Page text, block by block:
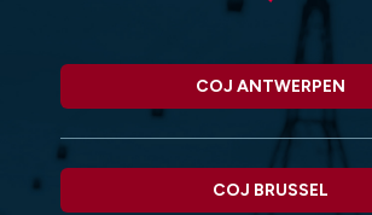
COJ ANTWERPEN
COJ BRUSSEL